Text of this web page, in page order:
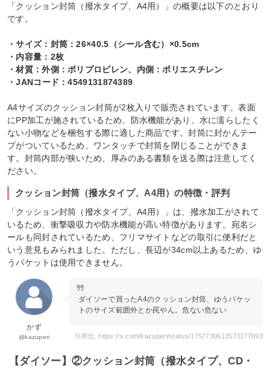
「クッション封筒（撥水タイプ、A4用）」の概要は以下のとおり
です。
・サイズ：封筒：26×40.5（シール含む）×0.5cm
・内容量：2枚
・材質：外側：ポリプロピレン、内側：ポリエスチレン
・JANコード：4549131874389
A4サイズのクッション封筒が2枚入りで販売されています。表面
にPP加工が施されているため、防水機能があり、水に濡らしたく
ない小物などを梱包する際に適した商品です。封筒に封かんテー
プがついているため、ワンタッチで封筒を閉じることができま
す。封筒内部が狭いため、厚みのある書類を送る際は注意してく
ださい。
クッション封筒（撥水タイプ、A4用）の特徴・評判
「クッション封筒（撥水タイプ、A4用）」は、撥水加工がされて
いるため、衝撃吸収力や防水機能が高い特徴があります。宛名シ
ールも同封されているため、フリマサイトなどの取引に便利だと
いう意見もみられました。ただし、長辺が34cm以上あるため、ゆ
うパケットは使用できません。
かず
@kazuperi
ダイソーで買ったA4のクッション封筒、ゆうパケッ
トのサイズ範囲外とか罠やん。危ない危ない
引用元: https://x.com/kazuperi/status/1757730613573177693
【ダイソー】②クッション封筒（撥水タイプ、CD・